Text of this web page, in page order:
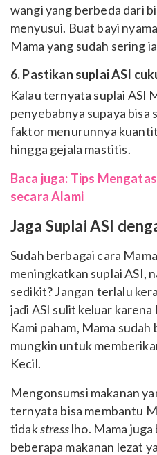
wangi yang berbeda dari
menyusui. Buat bayi
Mama yang sudah sering
6. Pastikan suplai ASI
Kalau ternyata suplai ASI
penyebabnya supaya bisa
faktor menurunnya
hingga gejala mastitis.
Baca juga: Tips
secara Alami
Jaga Suplai ASI
Sudah berbagai cara
meningkatkan suplai ASI,
sedikit? Jangan terlalu
jadi ASI sulit keluar
Kami paham, Mama
mungkin untuk
Kecil.
Mengonsumsi makanan
ternyata bisa membantu
tidakstresslho. Mama juga
beberapa makanan lezat